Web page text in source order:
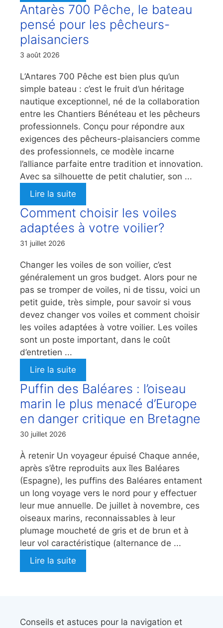
Antarès 700 Pêche, le bateau
pensé pour les pêcheurs-
plaisanciers
3 août 2026
L’Antares 700 Pêche est bien plus qu’un
simple bateau : c’est le fruit d’un héritage
nautique exceptionnel, né de la collaboration
entre les Chantiers Bénéteau et les pêcheurs
professionnels. Conçu pour répondre aux
exigences des pêcheurs-plaisanciers comme
des professionnels, ce modèle incarne
l’alliance parfaite entre tradition et innovation.
Avec sa silhouette de petit chalutier, son ...
Lire la suite
Comment choisir les voiles
adaptées à votre voilier?
31 juillet 2026
Changer les voiles de son voilier, c’est
généralement un gros budget. Alors pour ne
pas se tromper de voiles, ni de tissu, voici un
petit guide, très simple, pour savoir si vous
devez changer vos voiles et comment choisir
les voiles adaptées à votre voilier. Les voiles
sont un poste important, dans le coût
d’entretien ...
Lire la suite
Puffin des Baléares : l’oiseau
marin le plus menacé d’Europe
en danger critique en Bretagne
30 juillet 2026
À retenir Un voyageur épuisé Chaque année,
après s’être reproduits aux îles Baléares
(Espagne), les puffins des Baléares entament
un long voyage vers le nord pour y effectuer
leur mue annuelle. De juillet à novembre, ces
oiseaux marins, reconnaissables à leur
plumage moucheté de gris et de brun et à
leur vol caractéristique (alternance de ...
Lire la suite
Conseils et astuces pour la navigation et